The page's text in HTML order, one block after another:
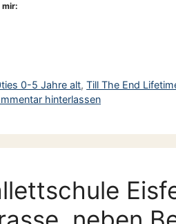
mir:
0-5 Jahre alt,Till The End
hinterlassen